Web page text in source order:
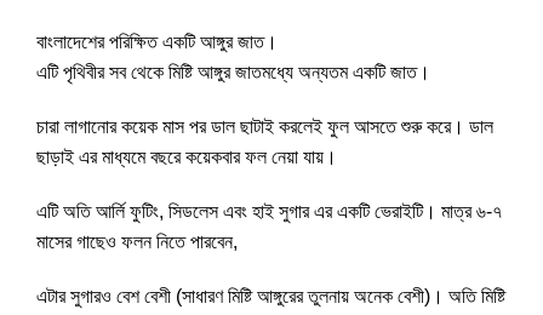
বাংলাদেশের পরিক্ষিত একটি আঙ্গুর জাত।
এটি পৃথিবীর সব থেকে মিষ্টি আঙ্গুর জাতমধ্যে অন্যতম একটি জাত।
চারা লাগানোর কয়েক মাস পর ডাল ছাটাই করলেই ফুল আসতে শুরু করে। ডাল
ছাড়াই এর মাধ্যমে বছরে কয়েকবার ফল নেয়া যায়।
এটি অতি আর্লি ফুটিং, সিডলেস এবং হাই সুগার এর একটি ভেরাইটি। মাত্র ৬-৭
মাসের গাছেও ফলন নিতে পারবেন,
এটার সুগারও বেশ বেশী (সাধারণ মিষ্টি আঙ্গুরের তুলনায় অনেক বেশী)। অতি মিষ্টি